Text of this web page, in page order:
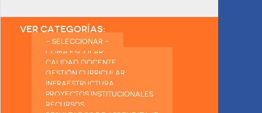
VER CATEGORÍAS:
- SELECCIONAR -
CLIMA ESCOLAR
CALIDAD DOCENTE
GESTIÓN CURRICULAR
INFRAESTRUCTURA
PROYECTOS INSTITUCIONALES
RECURSOS